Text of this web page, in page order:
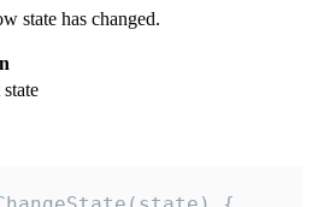
state has changed.